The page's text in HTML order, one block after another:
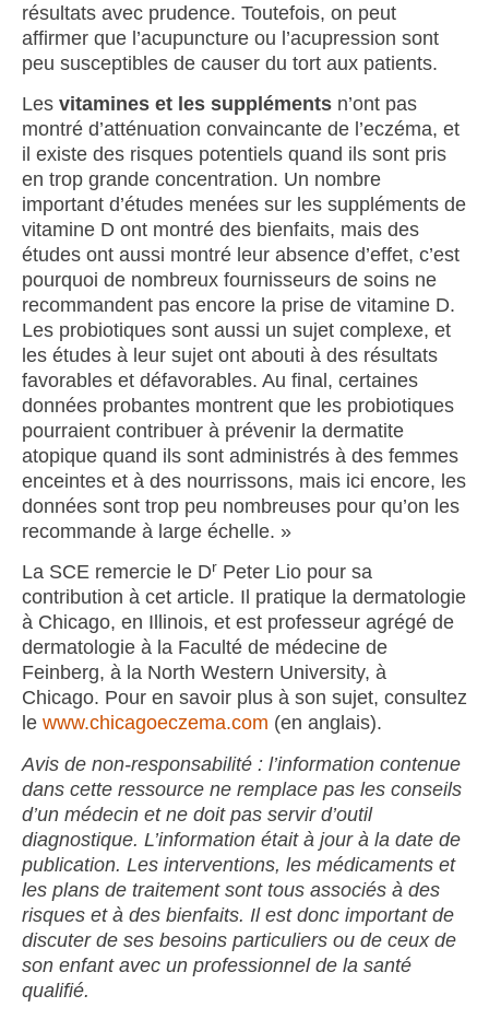
résultats avec prudence. Toutefois, on peut
affirmer que l’acupuncture ou l’acupression sont
peu susceptibles de causer du tort aux patients.
Les vitamines et les suppléments n’ont pas
montré d’atténuation convaincante de l’eczéma, et
il existe des risques potentiels quand ils sont pris
en trop grande concentration. Un nombre
important d’études menées sur les suppléments de
vitamine D ont montré des bienfaits, mais des
études ont aussi montré leur absence d’effet, c’est
pourquoi de nombreux fournisseurs de soins ne
recommandent pas encore la prise de vitamine D.
Les probiotiques sont aussi un sujet complexe, et
les études à leur sujet ont abouti à des résultats
favorables et défavorables. Au final, certaines
données probantes montrent que les probiotiques
pourraient contribuer à prévenir la dermatite
atopique quand ils sont administrés à des femmes
enceintes et à des nourrissons, mais ici encore, les
données sont trop peu nombreuses pour qu’on les
recommande à large échelle. »
La SCE remercie le Dr Peter Lio pour sa
contribution à cet article. Il pratique la dermatologie
à Chicago, en Illinois, et est professeur agrégé de
dermatologie à la Faculté de médecine de
Feinberg, à la North Western University, à
Chicago. Pour en savoir plus à son sujet, consultez
le www.chicagoeczema.com (en anglais).
Avis de non-responsabilité : l’information contenue
dans cette ressource ne remplace pas les conseils
d’un médecin et ne doit pas servir d’outil
diagnostique. L’information était à jour à la date de
publication. Les interventions, les médicaments et
les plans de traitement sont tous associés à des
risques et à des bienfaits. Il est donc important de
discuter de ses besoins particuliers ou de ceux de
son enfant avec un professionnel de la santé
qualifié.